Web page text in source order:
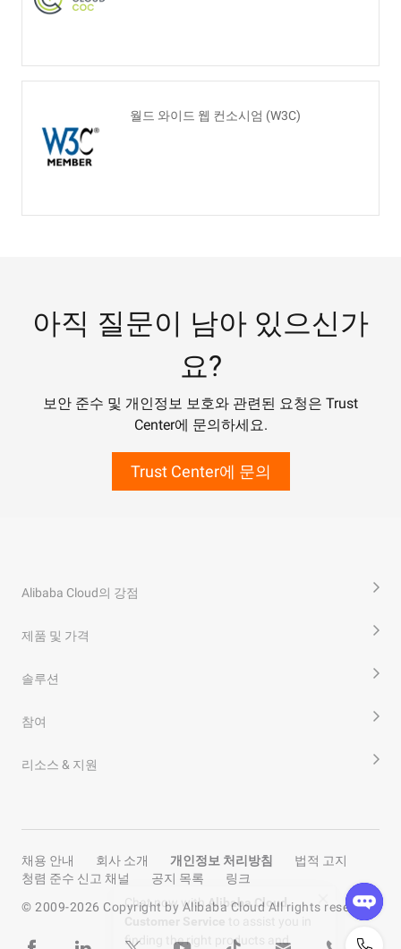
월드 와이드 웹 컨소시엄 (W3C)
아직 질문이 남아 있으신가
요?
보안 준수 및 개인정보 보호와 관련된 요청은 Trust
Center에 문의하세요.
Trust Center에 문의
Alibaba Cloud의 강점
제품 및 가격
솔루션
참여
리소스 & 지원
채용 안내 회사 소개 개인정보 처리방침
법적 고지
청렴 준수 신고 채널
공지 목록
링크
© 2009-2026 Copyright by Alibaba Cloud All rights reserved